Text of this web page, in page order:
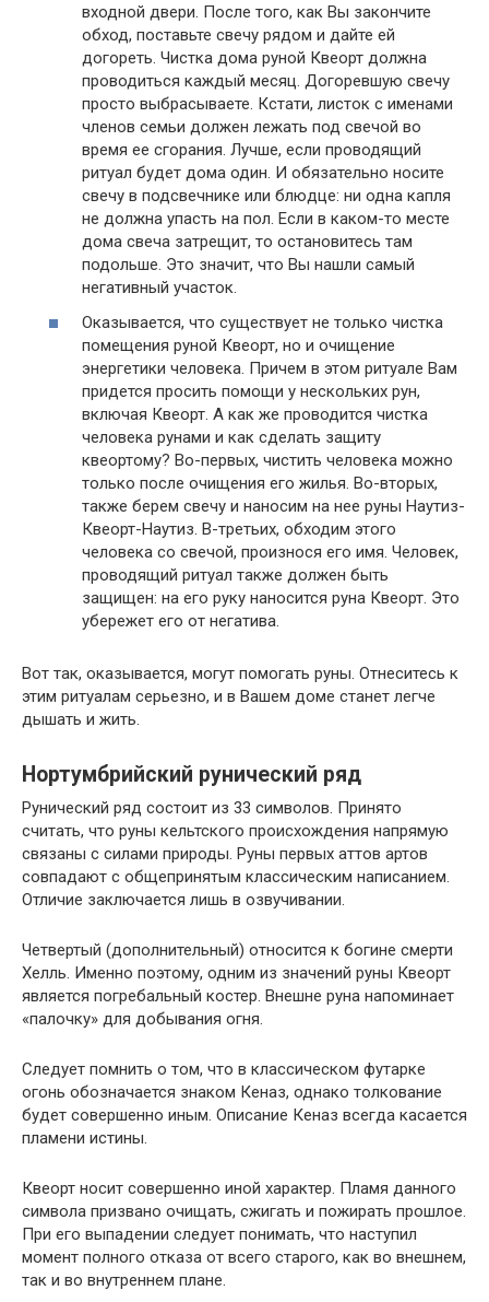
входной двери. После того, как Вы закончите
обход, поставьте свечу рядом и дайте ей
догореть. Чистка дома руной Квеорт должна
проводиться каждый месяц. Догоревшую свечу
просто выбрасываете. Кстати, листок с именами
членов семьи должен лежать под свечой во
время ее сгорания. Лучше, если проводящий
ритуал будет дома один. И обязательно носите
свечу в подсвечнике или блюдце: ни одна капля
не должна упасть на пол. Если в каком-то месте
дома свеча затрещит, то остановитесь там
подольше. Это значит, что Вы нашли самый
негативный участок.
Оказывается, что существует не только чистка
помещения руной Квеорт, но и очищение
энергетики человека. Причем в этом ритуале Вам
придется просить помощи у нескольких рун,
включая Квеорт. А как же проводится чистка
человека рунами и как сделать защиту
квеортому? Во-первых, чистить человека можно
только после очищения его жилья. Во-вторых,
также берем свечу и наносим на нее руны Наутиз-
Квеорт-Наутиз. В-третьих, обходим этого
человека со свечой, произнося его имя. Человек,
проводящий ритуал также должен быть
защищен: на его руку наносится руна Квеорт. Это
убережет его от негатива.
Вот так, оказывается, могут помогать руны. Отнеситесь к
этим ритуалам серьезно, и в Вашем доме станет легче
дышать и жить.
Нортумбрийский рунический ряд
Рунический ряд состоит из 33 символов. Принято
считать, что руны кельтского происхождения напрямую
связаны с силами природы. Руны первых аттов артов
совпадают с общепринятым классическим написанием.
Отличие заключается лишь в озвучивании.
Четвертый (дополнительный) относится к богине смерти
Хелль. Именно поэтому, одним из значений руны Квеорт
является погребальный костер. Внешне руна напоминает
«палочку» для добывания огня.
Следует помнить о том, что в классическом футарке
огонь обозначается знаком Кеназ, однако толкование
будет совершенно иным. Описание Кеназ всегда касается
пламени истины.
Квеорт носит совершенно иной характер. Пламя данного
символа призвано очищать, сжигать и пожирать прошлое.
При его выпадении следует понимать, что наступил
момент полного отказа от всего старого, как во внешнем,
так и во внутреннем плане.